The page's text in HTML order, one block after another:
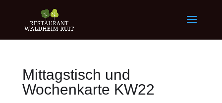
Mittagstisch und
Wochenkarte KW22